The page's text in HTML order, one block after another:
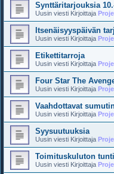
Synttäritarjouksia
Uusin viesti Kirjoittaja
Itsenäisyyspäivän
Uusin viesti Kirjoittaja
Etikettitarroja
Uusin viesti Kirjoittaja
Four Star The
Uusin viesti Kirjoittaja
Vaahdottavat
Uusin viesti Kirjoittaja
Syysuutuuksia
Uusin viesti Kirjoittaja
Toimituskuluton
Uusin viesti Kirjoittaja